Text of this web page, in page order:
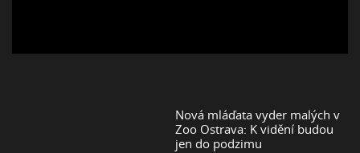
Nová mláďata vyder malých v
Zoo Ostrava: K vidění budou
jen do podzimu